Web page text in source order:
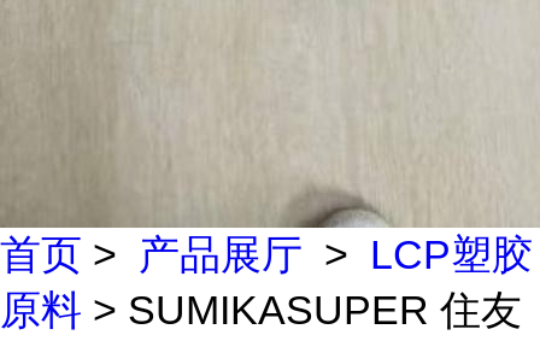
首页 > 产品展厅 > LCP塑胶
原料 > SUMIKASUPER 住友